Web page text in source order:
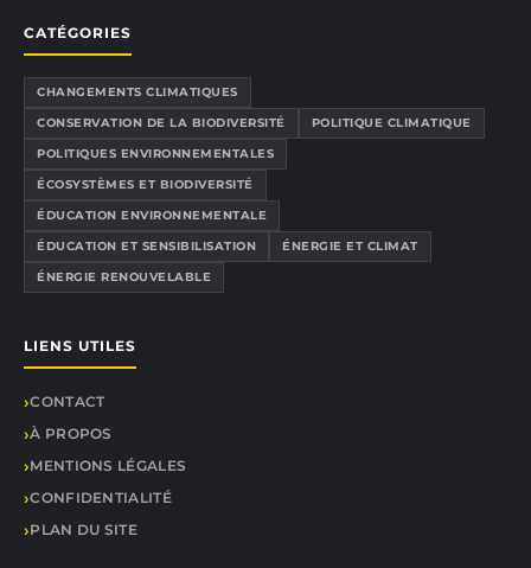
CATÉGORIES
CHANGEMENTS CLIMATIQUES
CONSERVATION DE LA BIODIVERSITÉ
POLITIQUE CLIMATIQUE
POLITIQUES ENVIRONNEMENTALES
ÉCOSYSTÈMES ET BIODIVERSITÉ
ÉDUCATION ENVIRONNEMENTALE
ÉDUCATION ET SENSIBILISATION
ÉNERGIE ET CLIMAT
ÉNERGIE RENOUVELABLE
LIENS UTILES
CONTACT
À PROPOS
MENTIONS LÉGALES
CONFIDENTIALITÉ
PLAN DU SITE